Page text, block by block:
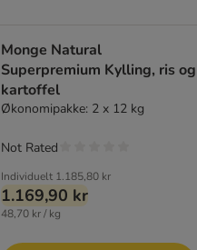
Monge Natural
Superpremium Kylling, ris og
kartoffel
Økonomipakke: 2 x 12 kg
Individuelt 1.185,80 kr
1.169,90 kr
48,70 kr / kg
Not Rated